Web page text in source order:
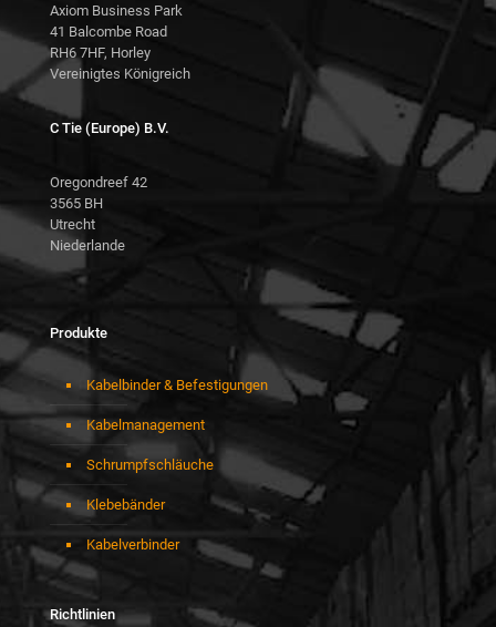
Axiom Business Park
41 Balcombe Road
RH6 7HF, Horley
Vereinigtes Königreich
C Tie (Europe) B.V.
Oregondreef 42
3565 BH
Utrecht
Niederlande
Produkte
Kabelbinder & Befestigungen
Kabelmanagement
Schrumpfschläuche
Klebebänder
Kabelverbinder
Richtlinien